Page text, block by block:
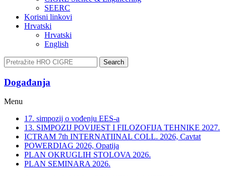
SEERC
Korisni linkovi
Hrvatski
Hrvatski
English
Search
Događanja​
Menu
17. simpozij o vođenju EES-a
13. SIMPOZIJ POVIJEST I FILOZOFIJA TEHNIKE 2027.
ICTRAM 7th INTERNATIINAL COLL. 2026, Cavtat
POWERDIAG 2026, Opatija
PLAN OKRUGLIH STOLOVA 2026.
PLAN SEMINARA 2026.